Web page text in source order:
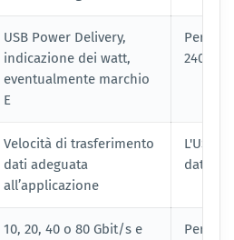
USB Power Delivery,
indicazione dei watt,
eventualmente marchio
E
Per i
240 W,
Velocità di trasferimento
dati adeguata
all’applicazione
L'USB
dati
10, 20, 40 o 80 Gbit/s e
Per gli